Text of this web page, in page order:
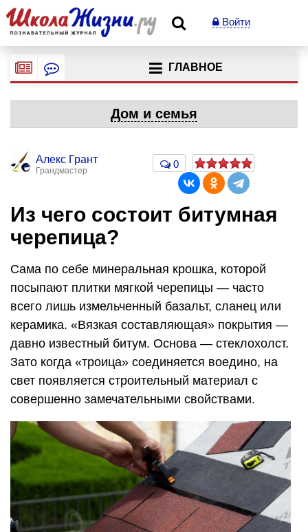
Войти
ГЛАВНОЕ
Дом и семья
Алекс Грант
Грандмастер
0
Из чего состоит битумная
черепица?
Сама по себе минеральная крошка, которой
посыпают плитки мягкой черепицы — часто
всего лишь измельченный базальт, сланец или
керамика. «Вязкая составляющая» покрытия —
давно известный битум. Основа — стеклохолст.
Зато когда «троица» соединяется воедино, на
свет появляется строительный материал с
совершенно замечательными свойствами.